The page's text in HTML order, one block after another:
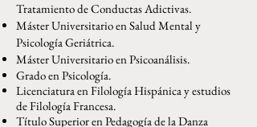
Tratamiento de Conductas Adictivas.
Máster Universitario en Salud Mental y
Psicología Geriátrica.
Máster Universitario en Psicoanálisis.
Grado en Psicología.
Licenciatura en Filología Hispánica y estudios
de Filología Francesa.
Título Superior en Pedagogía de la Danza